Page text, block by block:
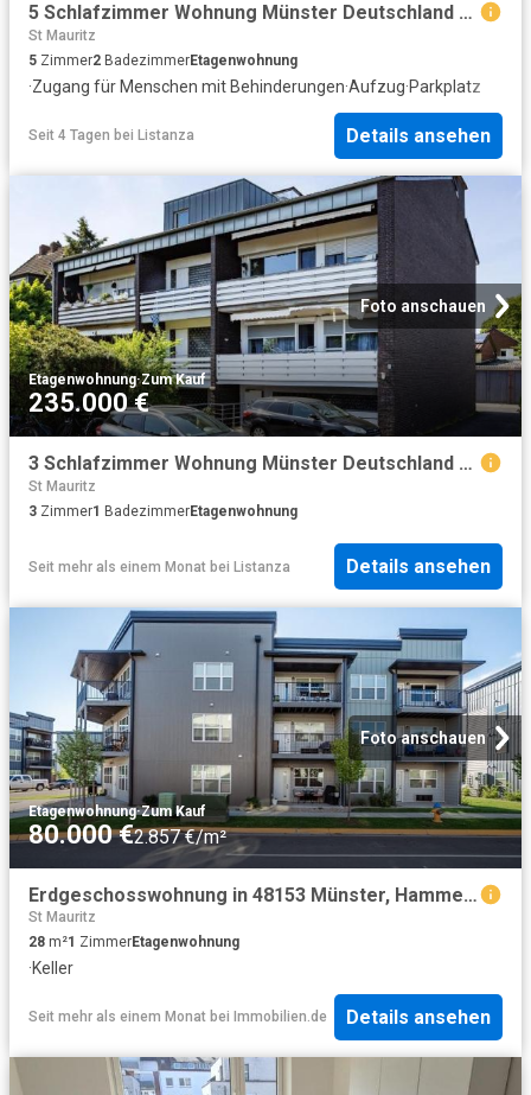
5 Schlafzimmer Wohnung Münster Deutschland 104804327
St Mauritz
5 Zimmer2 BadezimmerEtagenwohnung
·Zugang für Menschen mit Behinderungen·Aufzug·Parkplatz
Seit 4 Tagen bei Listanza Details ansehen
Foto anschauen
Etagenwohnung·Zum Kauf
235.000 €
3 Schlafzimmer Wohnung Münster Deutschland 103656821
St Mauritz
3 Zimmer1 BadezimmerEtagenwohnung
Seit mehr als einem Monat bei Listanza Details ansehen
Foto anschauen
Etagenwohnung·Zum Kauf
80.000 €2.857 €/m²
Erdgeschosswohnung in 48153 Münster, Hammer Str
St Mauritz
28 m²1 ZimmerEtagenwohnung
·Keller
Seit mehr als einem Monat bei Immobilien.de Details ansehen